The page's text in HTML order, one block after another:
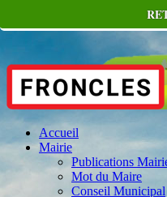
Accueil
Mairie
Publications
Mot du Maire
Conseil Municipal